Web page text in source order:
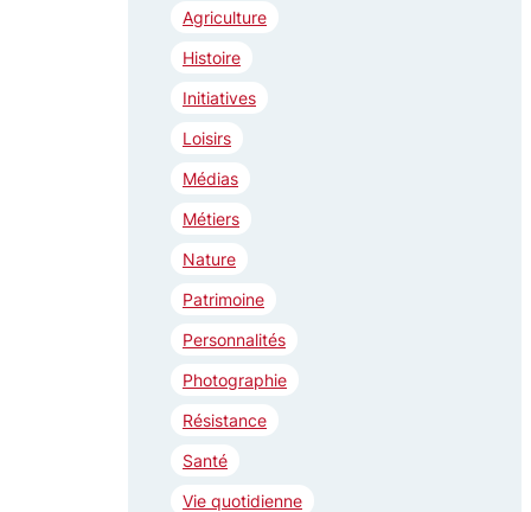
Agriculture
Histoire
Initiatives
Loisirs
Médias
Métiers
Nature
Patrimoine
Personnalités
Photographie
Résistance
Santé
Vie quotidienne